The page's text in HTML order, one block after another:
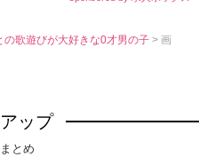
の歌遊びが大好きな0才男の子> 画
ップ
とめ